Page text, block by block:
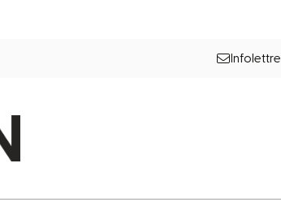
Infolettre